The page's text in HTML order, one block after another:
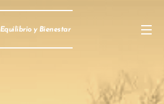
Equilibrio y Bienestar